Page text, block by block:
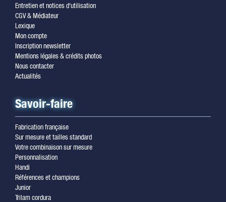
Entretien et notices d'utilisation
CGV & Médiateur
Lexique
Mon compte
Inscription newsletter
Mentions légales & crédits photos
Nous contacter
Actualités
Savoir-faire
Fabrication française
Sur mesure et tailles standard
Votre combinaison sur mesure
Personnalisation
Handi
Références et champions
Junior
Trilam cordura